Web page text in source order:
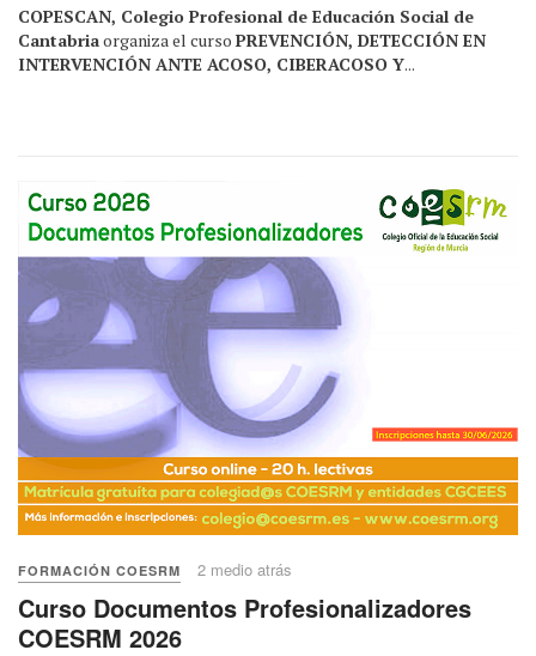
COPESCAN, Colegio Profesional de Educación Social de
Cantabriaorganiza el curso PREVENCIÓN, DETECCIÓN EN
INTERVENCIÓN ANTE ACOSO, CIBERACOSO Y...
FORMACIÓN COESRM 2 medio atrás
Curso Documentos Profesionalizadores
COESRM 2026